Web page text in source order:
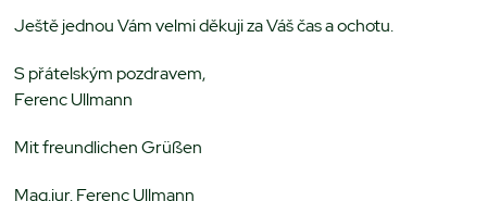
Ještě jednou Vám velmi děkuji za Váš čas a ochotu.
S přátelským pozdravem,
Ferenc Ullmann
Mit freundlichen Grüßen
Mag.iur. Ferenc Ullmann